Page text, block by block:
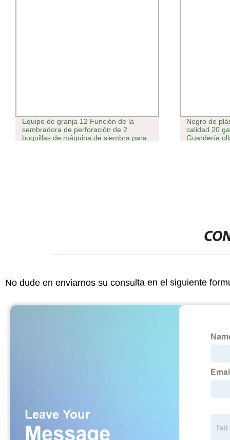
Equipo de granja 12 Función de la
sembradora de perforación de 2
boquillas de máquina de siembra para
Negro de
calidad 20
Guardería
No dude en enviarnos su consulta en el siguiente